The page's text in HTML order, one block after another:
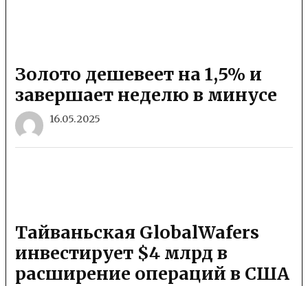
Золото дешевеет на 1,5% и
завершает неделю в минусе
16.05.2025
Тайваньская GlobalWafers
инвестирует $4 млрд в
расширение операций в США